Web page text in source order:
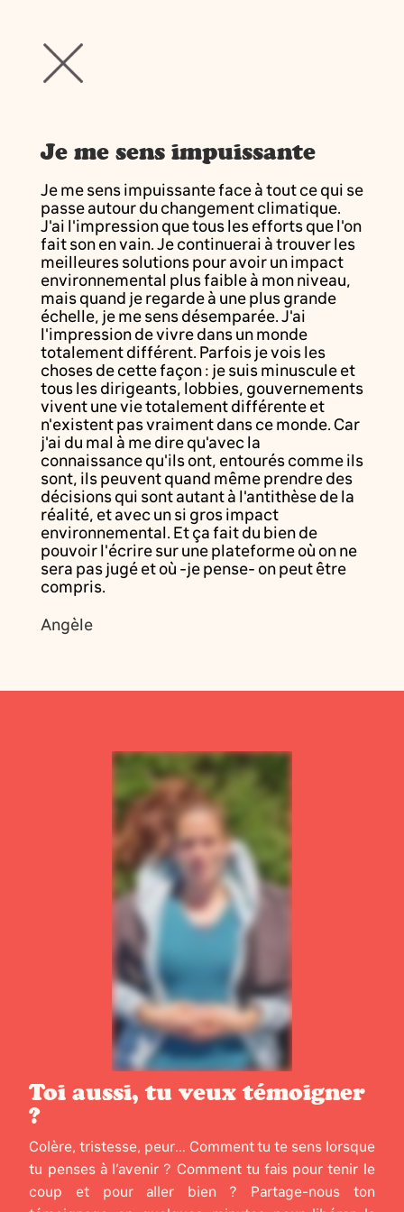
Je me sens impuissante
Je me sens impuissante face à tout ce qui se
passe autour du changement climatique.
J'ai l'impression que tous les efforts que l'on
fait son en vain. Je continuerai à trouver les
meilleures solutions pour avoir un impact
environnemental plus faible à mon niveau,
mais quand je regarde à une plus grande
échelle, je me sens désemparée. J'ai
l'impression de vivre dans un monde
totalement différent. Parfois je vois les
choses de cette façon : je suis minuscule et
tous les dirigeants, lobbies, gouvernements
vivent une vie totalement différente et
n'existent pas vraiment dans ce monde. Car
j'ai du mal à me dire qu'avec la
connaissance qu'ils ont, entourés comme ils
sont, ils peuvent quand même prendre des
décisions qui sont autant à l'antithèse de la
réalité, et avec un si gros impact
environnemental. Et ça fait du bien de
pouvoir l'écrire sur une plateforme où on ne
sera pas jugé et où -je pense- on peut être
compris.
Angèle
Toi aussi, tu veux témoigner
?
Colère, tristesse, peur... Comment tu te sens lorsque
tu penses à l’avenir ? Comment tu fais pour tenir le
coup et pour aller bien ? Partage-nous ton